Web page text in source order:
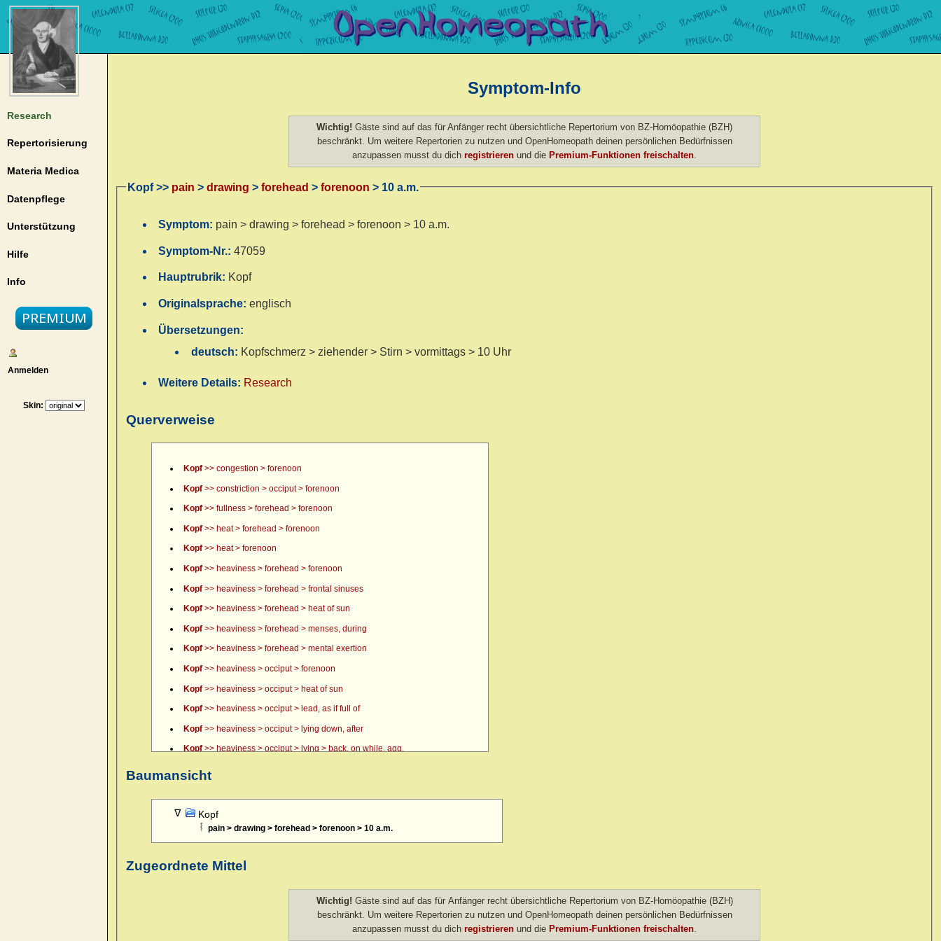
Research
Repertorisierung
Materia Medica
Datenpflege
Unterstützung
Hilfe
Info
Anmelden
Skin:
Symptom-Info
Wichtig! Gäste sind auf das für Anfänger recht übersichtliche Repertorium von BZ-Homöopathie (BZH)
beschränkt. Um weitere Repertorien zu nutzen und OpenHomeopath deinen persönlichen Bedürfnissen
anzupassen musst du dich registrieren und die Premium-Funktionen freischalten
Kopf >> pain > drawing > forehead > forenoon > 10 a.m.
Symptom: pain > drawing > forehead > forenoon > 10 a.m.
Symptom-Nr.:47059
Hauptrubrik: Kopf
Originalsprache:englisch
Übersetzungen:
deutsch: Kopfschmerz > ziehender > Stirn > vormittags > 10 Uhr
Weitere Details: Research
Querverweise
Kopf>> congestion > forenoon
Kopf>> constriction > occiput > forenoon
Kopf>> fullness > forehead > forenoon
Kopf>> heat > forehead > forenoon
Kopf>> heat > forenoon
Kopf>> heaviness > forehead > forenoon
Kopf>> heaviness > forehead > frontal sinuses
Kopf>> heaviness > forehead > heat of sun
Kopf>> heaviness > forehead > menses, during
Kopf>> heaviness > forehead > mental exertion
Kopf>> heaviness > occiput > forenoon
Kopf>> heaviness > occiput > heat of sun
Kopf>> heaviness > occiput > lead, as if full of
Kopf>> heaviness > occiput > lying down, after
Kopf>> heaviness > occiput > lying > back, on while, agg.
Kopf
Kopf >> pain > boring > forehead > eyes, over > forenoon > 10 a.m.
Kopf>> pain > boring > forehead > eyes, over > forenoon > 11 a.m.
Kopf>> pain > boring > temples > forenoon
>> pain > boring > temples > heat agg.
>> pain > boring > temples > inward
Baumansicht
Kopf
pain > drawing > forehead > forenoon > 10 a.m.
Zugeordnete Mittel
Wichtig! Gäste sind auf das für Anfänger recht übersichtliche Repertorium von BZ-Homöopathie (BZH)
beschränkt. Um weitere Repertorien zu nutzen und OpenHomeopath deinen persönlichen Bedürfnissen
anzupassen musst du dich registrieren und die Premium-Funktionen freischalten